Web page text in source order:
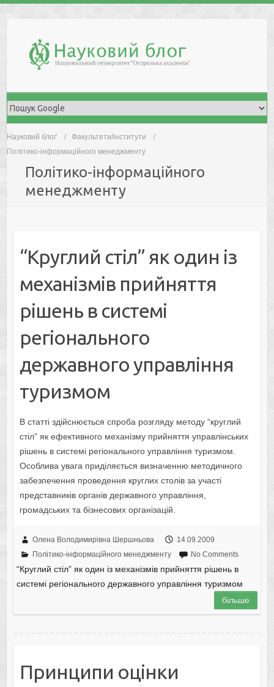
Науковий блоґ
Факультети/інститути
Політико-інформаційного менеджменту
Політико-інформаційного
менеджменту
“Круглий стіл” як один із
механізмів прийняття
рішень в системі
регіонального
державного управління
туризмом
В статті здійснюється спроба розгляду методу “круглий
стіл” як ефективного механізму прийняття управлінських
рішень в системі регіонального управління туризмом.
Особлива увага приділяється визначенню методичного
забезпечення проведення круглих столів за участі
представників органів державного управління,
громадських та бізнесових організацій.
Олена Володимирівна Шершньова
14.09.2009
Політико-інформаційного менеджменту
No Comments
“Круглий стіл” як один із механізмів прийняття рішень в
системі регіонального державного управління туризмом
більше
Принципи оцінки